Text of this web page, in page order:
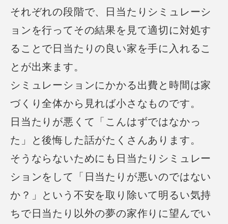
それぞれの段階で、日当たりシミュレーシ
ョンを行ってその結果を見て適切に対処す
ることで日当たりの良い家を手に入れるこ
とが出来ます。
シミュレーションにかかる出費と時間は家
づくり全体から見れば小さなものです。
日当たりが悪くて「こんはずではなかっ
た」と後悔した話がたくさんあります。
そうならないためにも日当たりシミュレー
ションをして
「日当たりが悪いのではない
か？」という不安を取り除いて明るい気持
ちで日当たり以外の夢の家作りに望んでい